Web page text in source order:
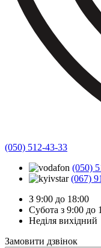
(050) 512-43-33
(050)
(067)
З 9:00 до 18:00
Субота з 9:00 до
Неділя вихідний
Замовити дзвінок